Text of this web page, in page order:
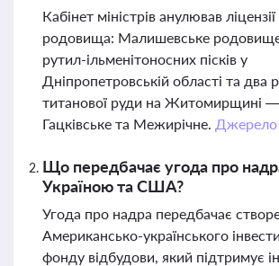
Кабінет міністрів анулював
родовища: Малишевське
рутил-ільменітоносних пісків у
Дніпропетровській області та два
титанової руди на Житомирщині
Гацківське та Межирічне. Джерело
Що передбачає угода про
Україною та США?
Угода про надра передбачає
Американсько-українського
фонду відбудови, який підтримує